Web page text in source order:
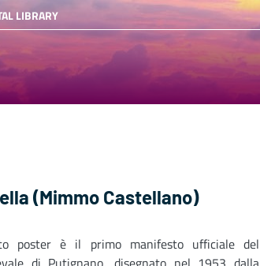
LIBRARY
(Mimmo Castellano)
poster è il primo manifesto ufficiale del